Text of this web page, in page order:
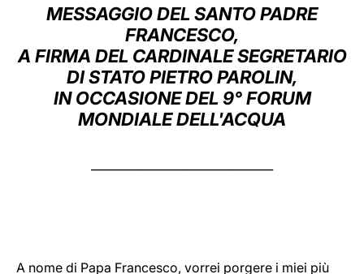
العربيّة
中文
LATINE
MESSAGGIO DEL SANTO PADRE
FRANCESCO,
A FIRMA DEL CARDINALE SEGRETARIO
DI STATO PIETRO PAROLIN,
IN OCCASIONE DEL 9° FORUM
MONDIALE DELL'ACQUA
A nome di Papa Francesco, vorrei porgere i miei più